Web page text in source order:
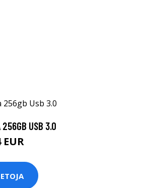
256GB USB 3.0
EUR